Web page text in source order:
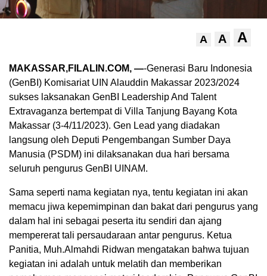
A A A
MAKASSAR,FILALIN.COM, —-Generasi Baru Indonesia
(GenBI) Komisariat UIN Alauddin Makassar 2023/2024
sukses laksanakan GenBI Leadership And Talent
Extravaganza bertempat di Villa Tanjung Bayang Kota
Makassar (3-4/11/2023). Gen Lead yang diadakan
langsung oleh Deputi Pengembangan Sumber Daya
Manusia (PSDM) ini dilaksanakan dua hari bersama
seluruh pengurus GenBI UINAM.
Sama seperti nama kegiatan nya, tentu kegiatan ini akan
memacu jiwa kepemimpinan dan bakat dari pengurus yang
dalam hal ini sebagai peserta itu sendiri dan ajang
mempererat tali persaudaraan antar pengurus. Ketua
Panitia, Muh.Almahdi Ridwan mengatakan bahwa tujuan
kegiatan ini adalah untuk melatih dan memberikan